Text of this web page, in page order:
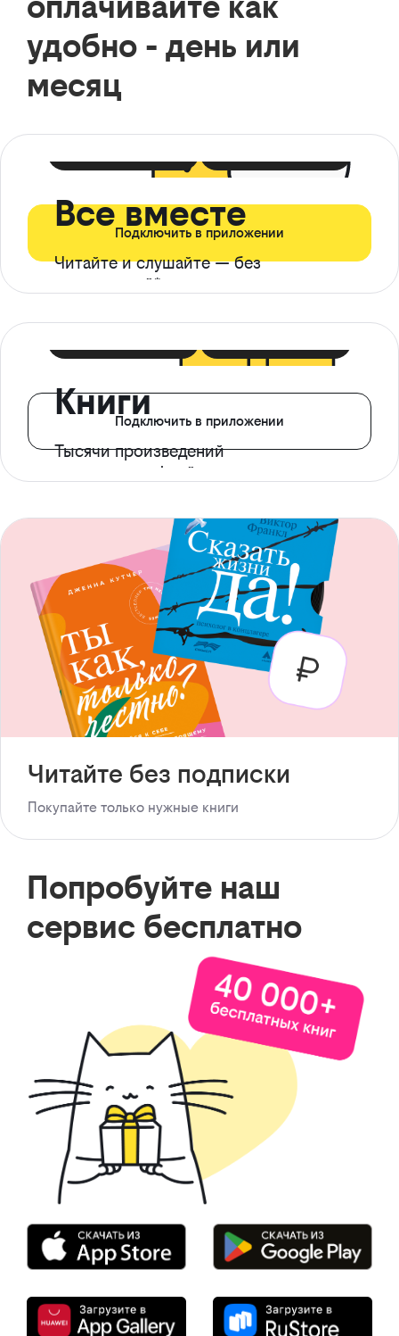
удобно - день или
месяц
Все вместе
Читайте и слушайте — без
ограничений*
Подключить в приложении
Книги
Тысячи произведений
с доступом офлайн
Подключить в приложении
Читайте без подписки
Покупайте только нужные книги
Попробуйте наш
сервис бесплатно